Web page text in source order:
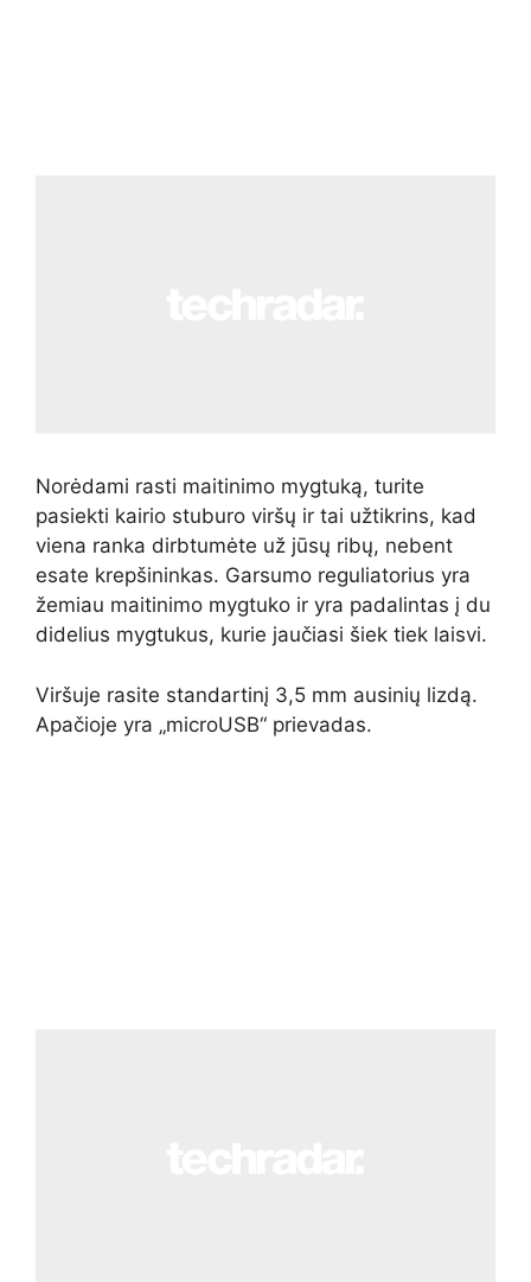
Norėdami rasti maitinimo mygtuką, turite
pasiekti kairio stuburo viršų ir tai užtikrins, kad
viena ranka dirbtumėte už jūsų ribų, nebent
esate krepšininkas. Garsumo reguliatorius yra
žemiau maitinimo mygtuko ir yra padalintas į du
didelius mygtukus, kurie jaučiasi šiek tiek laisvi.
Viršuje rasite standartinį 3,5 mm ausinių lizdą.
Apačioje yra „microUSB“ prievadas.